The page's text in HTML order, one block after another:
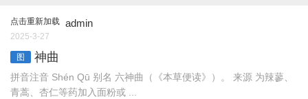
点击重新加载 admin
2025-3-27
图 神曲
拼音注音 Shén Qū 别名 六神曲（《本草便读》）。 来源 为辣蓼、
青蒿、杏仁等药加入面粉或 ...